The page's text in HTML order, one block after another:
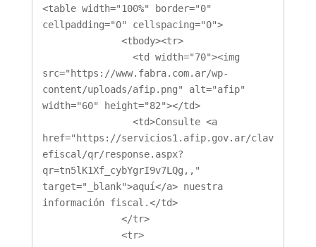
<table width="100%" border="0"
cellpadding="0" cellspacing="0">
src="https://www.fabra.com.ar/wp-
content/uploads/afip.png" alt="afip"
width="60" height="82"></td>
href="https://servicios1.afip.gov.ar/clav
efiscal/qr/response.aspx?
qr=tn5lK1Xf_cybYgrI9v7LQg,,"
target="_blank">aquí</a> nuestra
información fiscal.</td>